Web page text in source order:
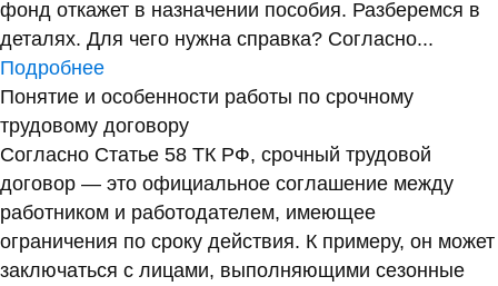
фонд откажет в назначении пособия. Разберемся в
деталях. Для чего нужна справка? Согласно...
Подробнее
Понятие и особенности работы по срочному
трудовому договору
Согласно Статье 58 ТК РФ, срочный трудовой
договор — это официальное соглашение между
работником и работодателем, имеющее
ограничения по сроку действия. К примеру, он может
заключаться с лицами, выполняющими сезонные